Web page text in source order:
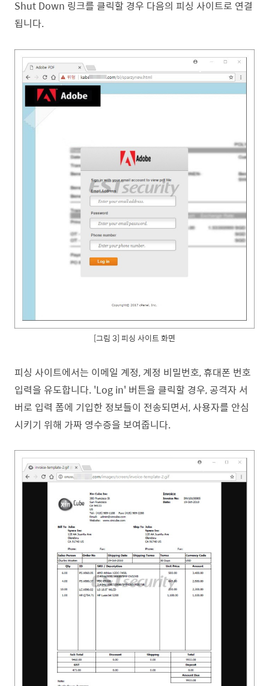
Shut Down 링크를 클릭할 경우 다음의 피싱 사이트로 연결
됩니다.
[그림 3] 피싱 사이트 화면
피싱 사이트에서는 이메일 계정, 계정 비밀번호, 휴대폰 번호
입력을 유도합니다. 'Log in' 버튼을 클릭할 경우, 공격자 서
버로 입력 폼에 기입한 정보들이 전송되면서, 사용자를 안심
시키기 위해 가짜 영수증을 보여줍니다.